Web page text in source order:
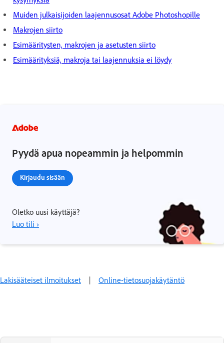
Muiden julkaisijoiden laajennusosat Adobe Photoshopille
Makrojen siirto
Esimääritysten, makrojen ja asetusten siirto
Esimäärityksiä, makroja tai laajennuksia ei löydy
Pyydä apua nopeammin ja helpommin
Kirjaudu sisään
Oletko uusi käyttäjä?
Luo tili ›
Lakisääteiset ilmoitukset | Online-tietosuojakäytäntö